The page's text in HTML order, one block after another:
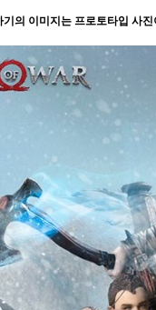
기의 이미지는 프로토타입 사